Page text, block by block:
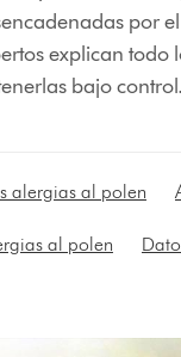
por
explican todo
bajo control.
alergias al polen
al polen